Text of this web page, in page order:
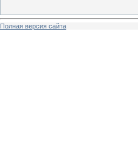
Полная версия сайта